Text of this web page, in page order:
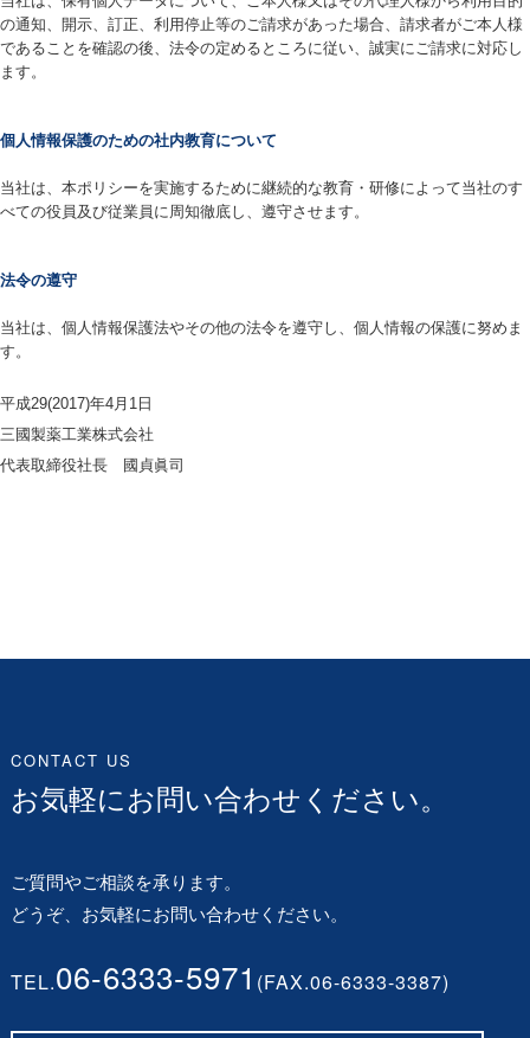
の通知、開示、訂正、利用停止等のご請求があった場合、請求者がご本人様
であることを確認の後、法令の定めるところに従い、誠実にご請求に対応し
ます。
個人情報保護のための社内教育について
当社は、本ポリシーを実施するために継続的な教育・研修によって当社のす
べての役員及び従業員に周知徹底し、遵守させます。
法令の遵守
当社は、個人情報保護法やその他の法令を遵守し、個人情報の保護に努めま
す。
平成29(2017)年4月1日
三國製薬工業株式会社
代表取締役社長 國貞眞司
CONTACT US
お気軽にお問い合わせください。
ご質問やご相談を承ります。
どうぞ、お気軽にお問い合わせください。
TEL.06-6333-5971 (FAX.06-6333-3387)